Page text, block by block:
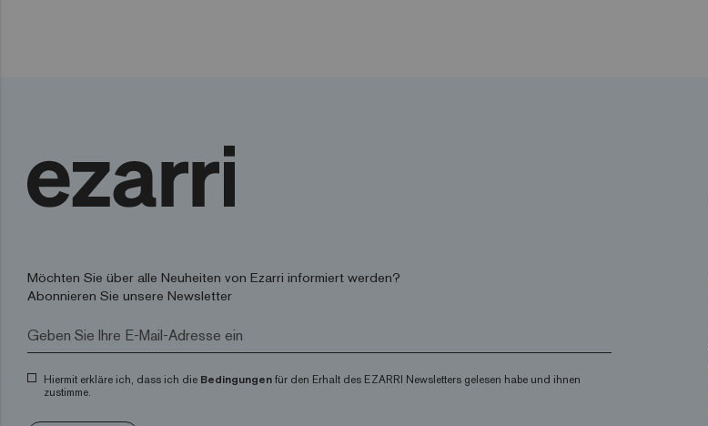
Möchten Sie über alle Neuheiten von Ezarri informiert werden?
Abonnieren Sie unsere Newsletter
Hiermit erkläre ich, dass ich die Bedingungen für den Erhalt des EZARRI Newsletters gelesen habe und ihnen
zustimme.